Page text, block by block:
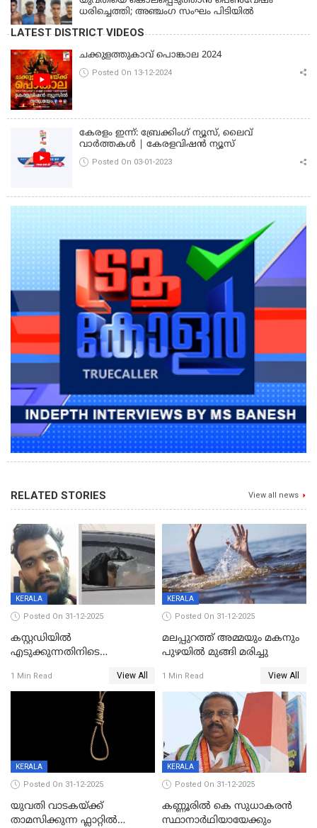
ധരിച്ചെത്തി; അഞ്ചംഗ സംഘം പിടിയിൽ
LATEST DISTRICT VIDEOS
ചക്കുളത്തുകാവ് പൊങ്കാല 2024
Posted On 13-12-2024
കേരളം ഇന്ന്: ബ്രേക്കിംഗ് ന്യൂസ്, ലൈവ്
വാർത്തകൾ | കേരളവിഷൻ ന്യൂസ്
Posted On 03-01-2023
RELATED STORIES View all news
KERALA
Posted On 31-12-2025
കസ്റ്റഡിയിൽ
എടുക്കുന്നതിനിടെ
വധശ്രമക്കേസ് പ്രതി പിടിയിൽ
1 Min Read View All
KERALA
Posted On 31-12-2025
മലപ്പുറത്ത് അമ്മയും മകനും
പുഴയിൽ മുങ്ങി മരിച്ചു
1 Min Read View All
KERALA
Posted On 31-12-2025
യുവതി വാടകയ്ക്ക്
താമസിക്കുന്ന ഫ്ലാറ്റില്‍
KERALA
Posted On 31-12-2025
കണ്ണൂരിൽ കെ സുധാകരൻ
സ്ഥാനാർഥിയായേക്കും